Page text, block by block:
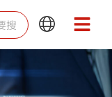
Main
Menu
Main
Menu